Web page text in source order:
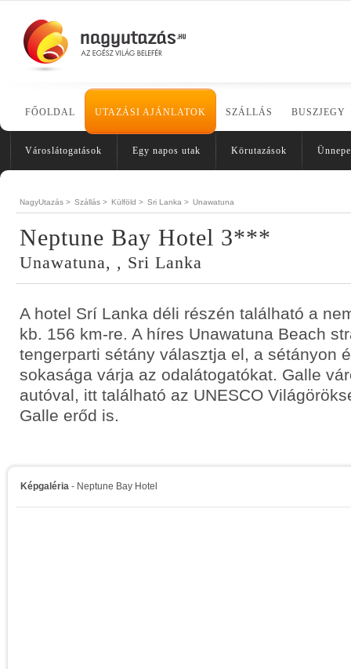
FŐOLDAL UTAZÁSI AJÁNLATOK SZÁLLÁS BUSZJEGY
Városlátogatások Egy napos utak Körutazások
NagyUtazás > Szállás > Külföld > Sri Lanka > Unawatuna
Neptune Bay Hotel 3***
Unawatuna, , Sri Lanka
A hotel Srí Lanka déli részén található a
kb. 156 km-re. A híres Unawatuna Beach
tengerparti sétány választja el, a sétányon
sokasága várja az odalátogatókat. Galle
autóval, itt található az UNESCO
Galle erőd is.
Képgaléria - Neptune Bay Hotel